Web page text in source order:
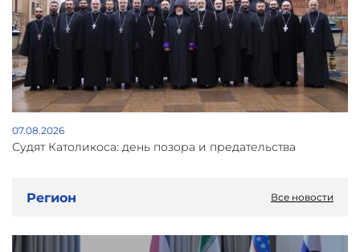
07.08.2026
Судят Католикоса: день позора и предательства
Регион Все новости